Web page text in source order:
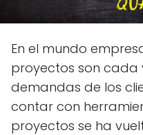
En el mundo
proyectos son cada
demandas de los
contar con
proyectos se ha